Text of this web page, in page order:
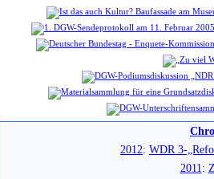
2012: WDR 3-
2011: